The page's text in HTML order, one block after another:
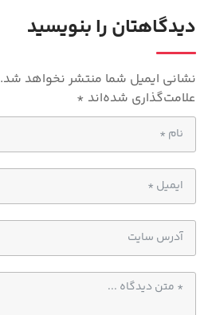
p
p
دیدگاهتان را بنویسید
نشانی ایمیل شما منتشر نخواهد شد.
علامت‌گذاری شده‌اند *